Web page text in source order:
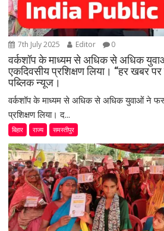
7th July 2025 Editor 0
वर्कशॉप के माध्यम से अधिक से अधिक
एकदिवसीय प्रशिक्षण लिया। “हर खबर
पब्लिक न्यूज।
वर्कशॉप के माध्यम से अधिक से अधिक युवाओं ने
प्रशिक्षण लिया। द...
बिहार राज्य समस्तीपुर